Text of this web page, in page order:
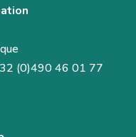
(0)490 46 01 77